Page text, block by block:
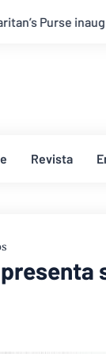
hospital móvil
Revista